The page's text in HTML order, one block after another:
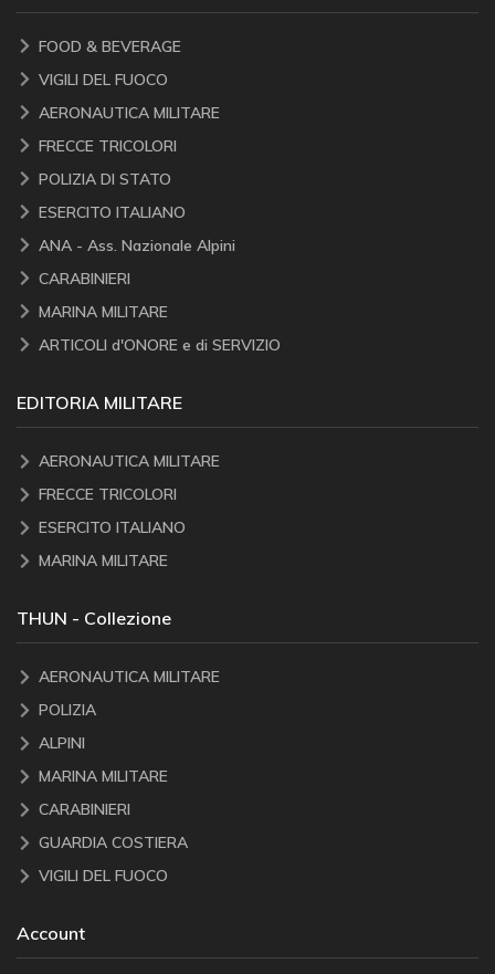
FOOD & BEVERAGE
VIGILI DEL FUOCO
AERONAUTICA MILITARE
FRECCE TRICOLORI
POLIZIA DI STATO
ESERCITO ITALIANO
ANA - Ass. Nazionale Alpini
CARABINIERI
MARINA MILITARE
ARTICOLI d'ONORE e di SERVIZIO
EDITORIA MILITARE
AERONAUTICA MILITARE
FRECCE TRICOLORI
ESERCITO ITALIANO
MARINA MILITARE
THUN - Collezione
AERONAUTICA MILITARE
POLIZIA
ALPINI
MARINA MILITARE
CARABINIERI
GUARDIA COSTIERA
VIGILI DEL FUOCO
Account